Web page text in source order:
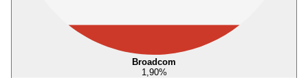
Broadcom
1,90%